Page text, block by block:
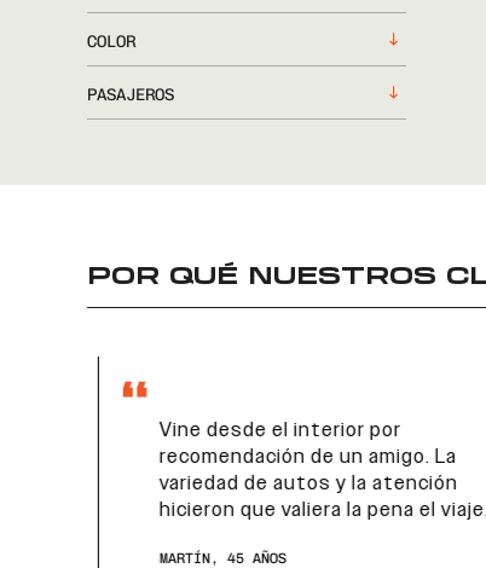
COLOR
PASAJEROS
POR QUÉ NUESTROS
Vine desde el interior por
recomendación de un amigo. La
variedad de autos y la atención
hicieron que valiera la pena el viaje.
MARTÍN, 45 AÑOS